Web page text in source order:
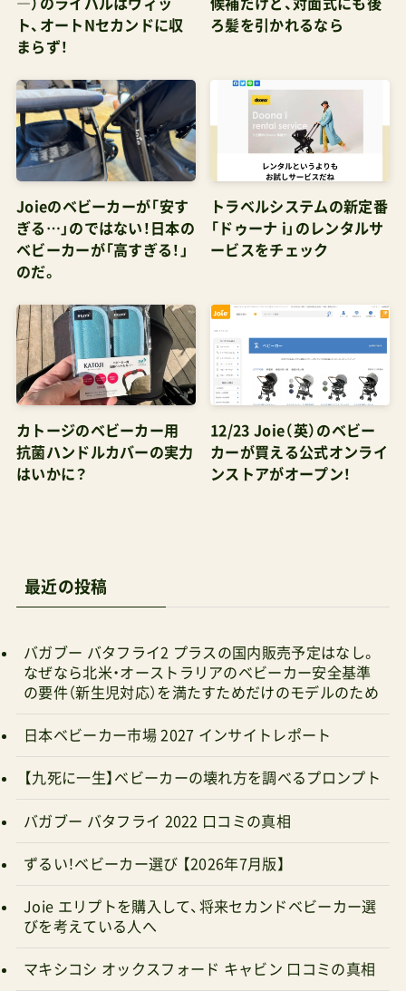
ド付ネイビー7か月~41912 カトージ Amazonで探
す 楽天市場で探す Yahoo!で探す 「買い直すはめ
使い分ける二台持ちは全然意味が違うから。関連
記事投稿が見つかりません。 あわせて読みたい
JisforJeepアドベンチャー口コミの真相 セカンド
ベビーカーとして十分な性能ヨチヨチからパタパ
タさんへの成長時期に来たら買い足しを検討した
い一台ファーストベビーカーに不満が出てきたか
な？パパが良く…
まらず！
Joieのベビーカーが「安す
ベビーカーが「高すぎる！」
のだ。
トラベルシステムの新定番
ービスをチェック
カトージのベビーカー用
はいかに？
12/23 Joie（英）のベビー
ンストアがオープン！
の要件（新生児対応）を満たすためだけのモデルのため
日本ベビーカー市場 2027 インサイトレポート
【九死に一生】ベビーカーの壊れ方を調べるプロンプト
バガブー バタフライ 2022 口コミの真相
ずるい！ベビーカー選び 【2026年7月版】
Joie エリプトを購入して、将来セカンドベビーカー選
マキシコシ オックスフォード キャビン 口コミの真相
バガブー バタフライ2 口コミの真相